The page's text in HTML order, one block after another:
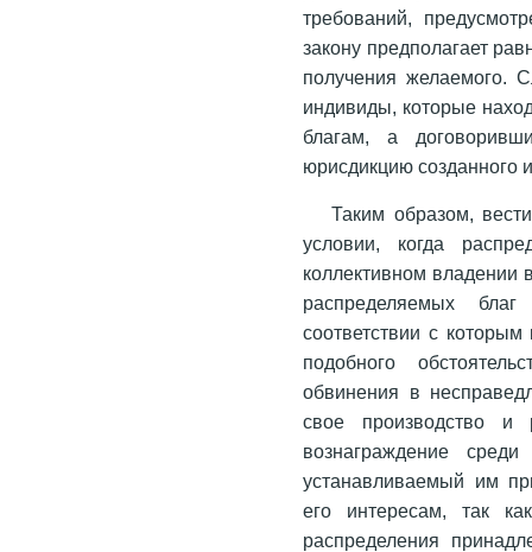
требований,
закону предполагает
получения желаемого.
индивиды, которые
благам, а
юрисдикцию созданного
Таким образом,
условии, когда
коллективном владении
распределяемых
соответствии с
подобного
обвинения в
свое производство и
вознаграждение
устанавливаемый им
его интересам, так
распределения